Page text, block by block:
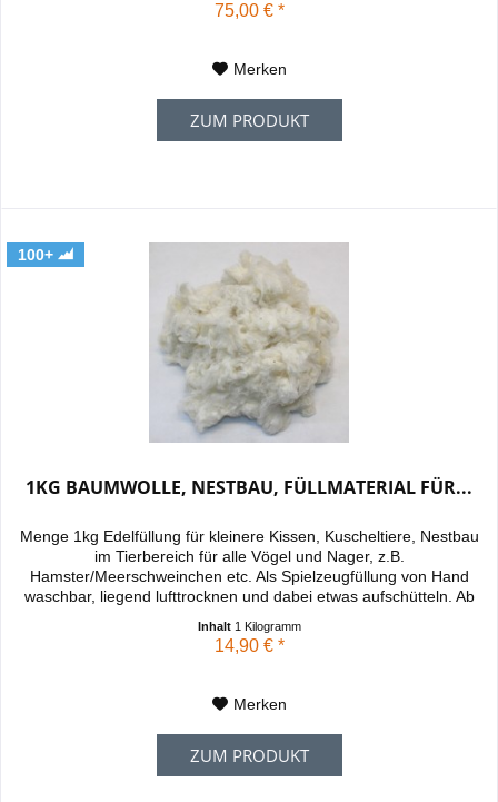
75,00 € *
Merken
ZUM PRODUKT
100+
1KG BAUMWOLLE, NESTBAU, FÜLLMATERIAL FÜR...
Menge 1kg Edelfüllung für kleinere Kissen, Kuscheltiere, Nestbau
im Tierbereich für alle Vögel und Nager, z.B.
Hamster/Meerschweinchen etc. Als Spielzeugfüllung von Hand
waschbar, liegend lufttrocknen und dabei etwas aufschütteln. Ab
Inhalt 1 Kilogramm
14,90 € *
Merken
ZUM PRODUKT